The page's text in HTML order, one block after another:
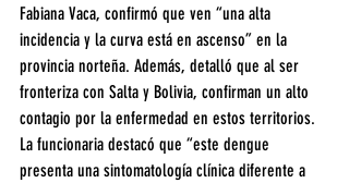
Fabiana Vaca, confirmó que ven “una alta
incidencia y la curva está en ascenso” en la
provincia norteña. Además, detalló que al ser
fronteriza con Salta y Bolivia, confirman un alto
contagio por la enfermedad en estos territorios.
La funcionaria destacó que “este dengue
presenta una sintomatología clínica diferente a